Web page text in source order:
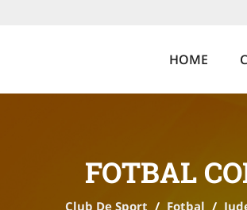
HOME
FOTBAL
Club De Sport / Fotbal /